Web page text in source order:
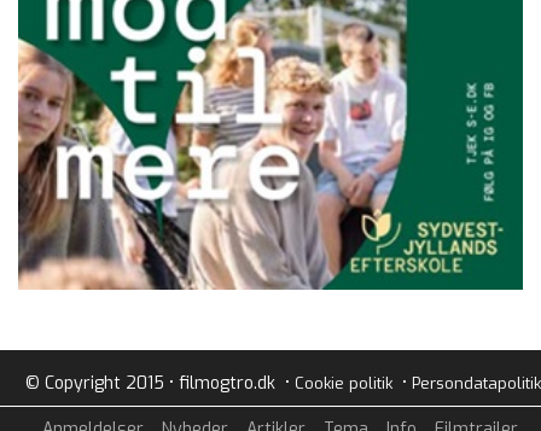
© Copyright 2015 • filmogtro.dk • Cookie politik• Persondatapolitik